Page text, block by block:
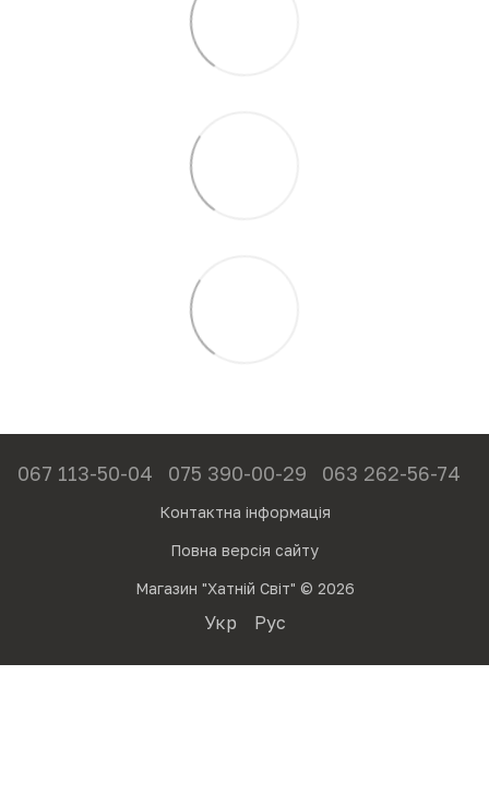
067 113-50-04 075 390-00-29 063 262-56-74
Контактна інформація
Повна версія сайту
Магазин "Хатній Світ" © 2026
Укр Рус